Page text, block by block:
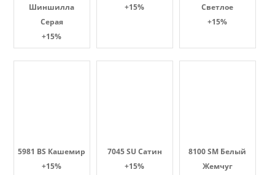
Шиншилла
Серая
+15%
+15%
Светлое
+15%
5981 BS Кашемир
+15%
7045 SU Сатин
+15%
8100 SM Белый
Жемчуг